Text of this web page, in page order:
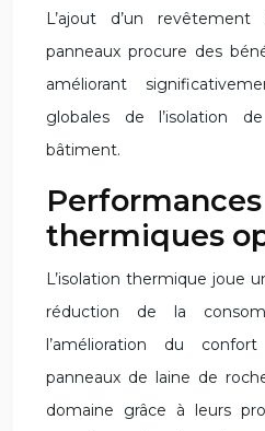
L’ajout d’un
panneaux procure des
améliorant
globales de l’isolation
bâtiment.
Performances
thermiques
L’isolation thermique joue
réduction de la
l’amélioration du
panneaux de laine de
domaine grâce à leurs